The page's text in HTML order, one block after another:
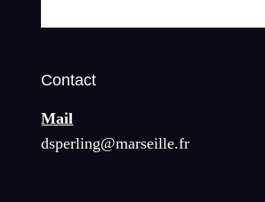
Contact
Mail
dsperling@marseille.fr